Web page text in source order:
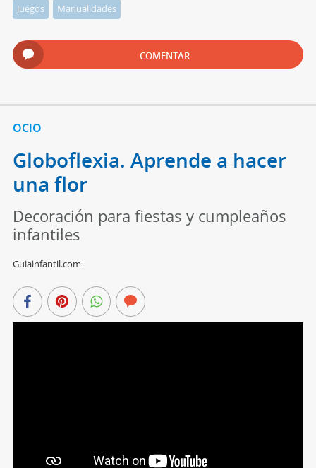
Juegos Manualidades
COMENTAR
OCIO
Globoflexia. Aprende a hacer
una flor
Decoración para fiestas y cumpleaños
infantiles
Guiainfantil.com